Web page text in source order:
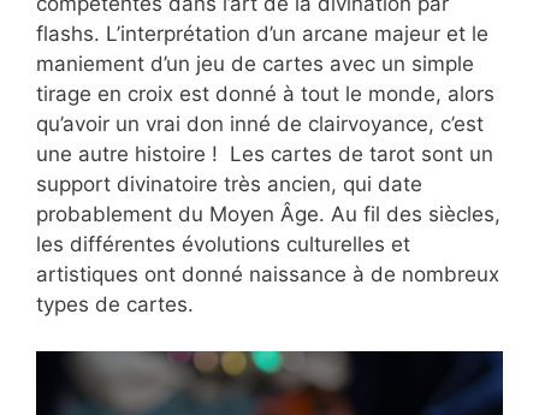
flashs. L’interprétation d’un arcane majeur et le
maniement d’un jeu de cartes avec un simple
tirage en croix est donné à tout le monde, alors
qu’avoir un vrai don inné de clairvoyance, c’est
une autre histoire ! Les cartes de tarot sont un
support divinatoire très ancien, qui date
probablement du Moyen Âge. Au fil des siècles,
les différentes évolutions culturelles et
artistiques ont donné naissance à de nombreux
types de cartes.